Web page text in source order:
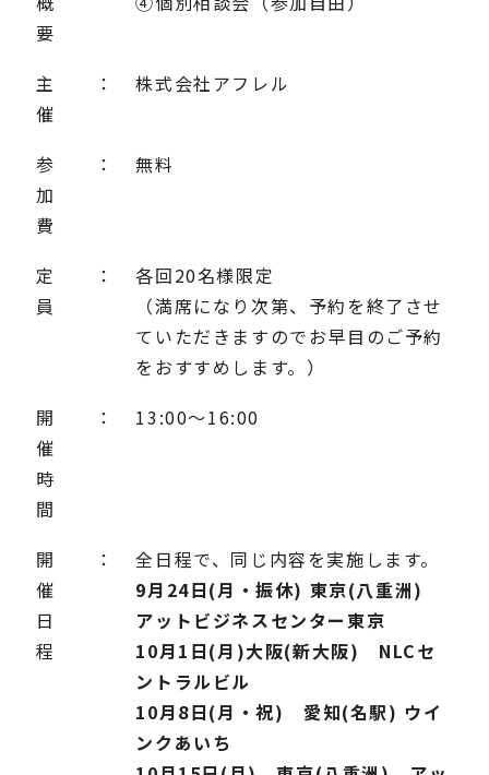
要
主
催
： 株式会社アフレル
参
加
費
： 無料
定
員
：
各回20名様限定
（満席になり次第、予約を終了させ
ていただきますのでお早目のご予約
をおすすめします。）
開
催
時
間
： 13:00～16:00
開
催
日
程
：
全日程で、同じ内容を実施します。
9月24日(月・振休) 東京(八重洲)
アットビジネスセンター東京
10月1日(月)大阪(新大阪) NLCセ
ントラルビル
10月8日(月・祝) 愛知(名駅) ウイ
ンクあいち